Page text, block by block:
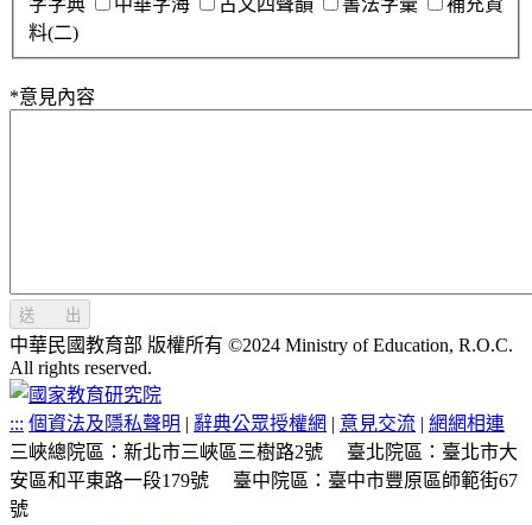
料(二)
*意見內容
送 出
中華民國教育部 版權所有 ©2024 Ministry of Education, R.O.C.
All rights reserved.
::: 個資法及隱私聲明 | 辭典公眾授權網 | 意見交流 | 網網相連
三峽總院區：新北市三峽區三樹路2號
臺北院區：臺北市大
安區和平東路一段179號
臺中院區：臺中市豐原區師範街67
號